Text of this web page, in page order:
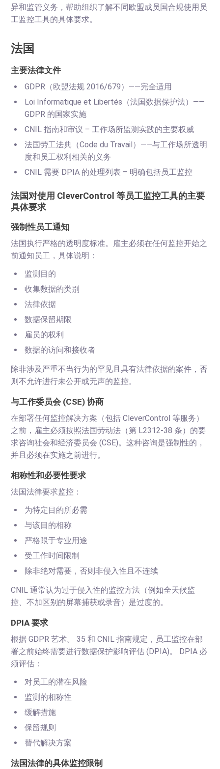
异和监管义务，帮助组织了解不同欧盟成员国合规使用员
工监控工具的具体要求。
法国
主要法律文件
GDPR（欧盟法规 2016/679）——完全适用
Loi Informatique et Libertés（法国数据保护法）——
GDPR 的国家实施
CNIL 指南和审议 – 工作场所监测实践的主要权威
法国劳工法典（Code du Travail）——与工作场所透明
度和员工权利相关的义务
CNIL 需要 DPIA 的处理列表 – 明确包括员工监控
法国对使用 CleverControl 等员工监控工具的主要
具体要求
强制性员工通知
法国执行严格的透明度标准。雇主必须在任何监控开始之
前通知员工，具体说明：
监测目的
收集数据的类别
法律依据
数据保留期限
雇员的权利
数据的访问和接收者
除非涉及严重不当行为的罕见且具有法律依据的案件，否
则不允许进行未公开或无声的监控。
与工作委员会 (CSE) 协商
在部署任何监控解决方案（包括 CleverControl 等服务）
之前，雇主必须按照法国劳动法（第 L2312-38 条）的要
求咨询社会和经济委员会 (CSE)。这种咨询是强制性的，
并且必须在实施之前进行。
相称性和必要性要求
法国法律要求监控：
为特定目的所必需
与该目的相称
严格限于专业用途
受工作时间限制
除非绝对需要，否则非侵入性且不连续
CNIL 通常认为过于侵入性的监控方法（例如全天候监
控、不加区别的屏幕捕获或录音）是过度的。
DPIA 要求
根据 GDPR 艺术。 35 和 CNIL 指南规定，员工监控在部
署之前始终需要进行数据保护影响评估 (DPIA)。 DPIA 必
须评估：
对员工的潜在风险
监测的相称性
缓解措施
保留规则
替代解决方案
法国法律的具体监控限制